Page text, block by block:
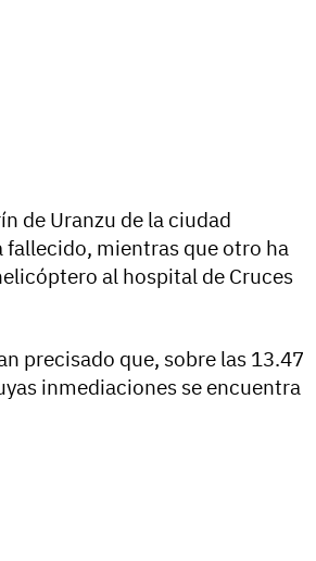
de Uranzu de la ciudad
fallecido, mientras que otro ha
al hospital de Cruces
precisado que, sobre las 13.47
inmediaciones se encuentra